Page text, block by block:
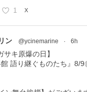
1 X
ン @ycinemarine · 6h
サキ原爆の日】
館 語り継ぐものたち』8/